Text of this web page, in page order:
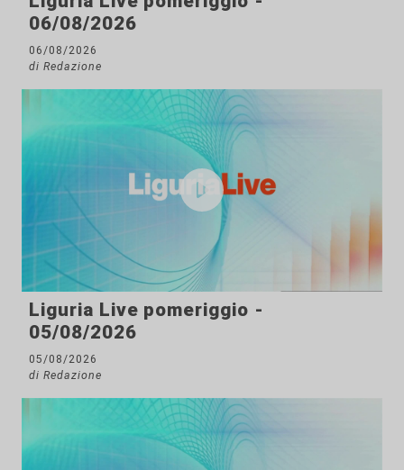
06/08/2026
06/08/2026
di Redazione
Liguria Live pomeriggio -
05/08/2026
05/08/2026
di Redazione